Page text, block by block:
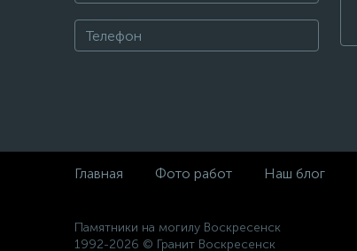
Главная Фото работ Наш блог
Памятники на могилу Воскресенск
1992-2026 © Гранит Воскресенск